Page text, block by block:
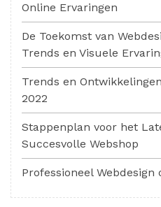
Online Ervaringen
De Toekomst van
Trends en Visuele
Trends en
2022
Stappenplan voor het
Succesvolle Webshop
Professioneel